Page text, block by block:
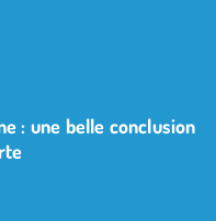
: une belle conclusion